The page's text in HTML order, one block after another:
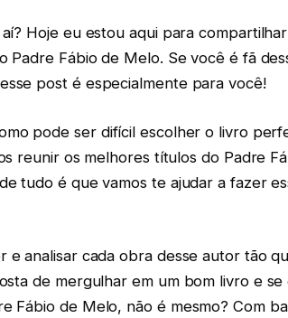
Hoje eu estou aqui para
Padre Fábio de Melo. Se você é fã
post é especialmente para você!
pode ser difícil escolher o livro
reunir os melhores títulos do Padre
tudo é que vamos te ajudar a fazer
e analisar cada obra desse autor tão
de mergulhar em um bom livro e se
Fábio de Melo, não é mesmo? Com